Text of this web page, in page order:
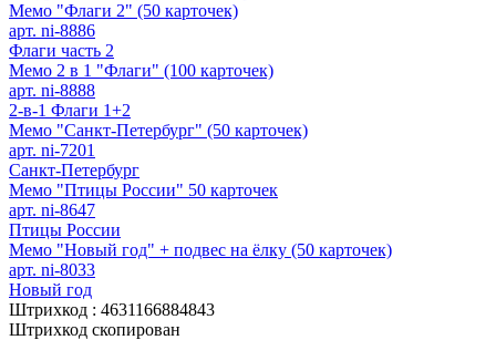
Мемо "Флаги 2" (50 карточек)
арт. ni-8886
Флаги часть 2
Мемо 2 в 1 "Флаги" (100 карточек)
арт. ni-8888
2-в-1 Флаги 1+2
Мемо "Санкт-Петербург" (50 карточек)
арт. ni-7201
Санкт-Петербург
Мемо "Птицы России" 50 карточек
арт. ni-8647
Птицы России
Мемо "Новый год" + подвес на ёлку (50 карточек)
арт. ni-8033
Новый год
Штрихкод : 4631166884843
Штрихкод скопирован